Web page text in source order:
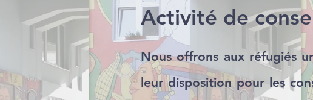
Activité de
Nous offrons aux réfugiés
leur disposition pour les